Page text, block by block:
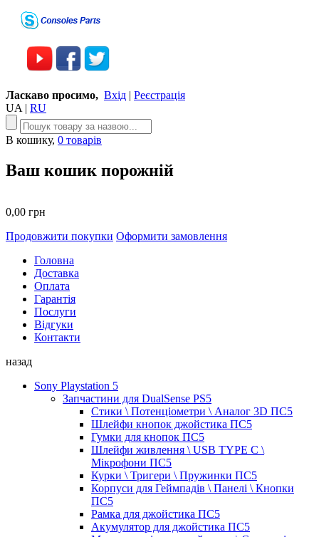
Ласкаво просимо, Вхід | Реєстрація
UA | RU
В кошику, 0 товарів
Ваш кошик порожній
0,00 грн
Продовжити покупки Оформити замовлення
Головна
Доставка
Оплата
Гарантія
Послуги
Відгуки
Контакти
назад
Sony Playstation 5
Запчастини для DualSense PS5
Стики \ Потенціометри \ Аналог 3D ПС5
Шлейфи кнопок джойстика ПС5
Гумки для кнопок ПС5
Шлейфи живлення \ USB TYPE C \
Мікрофони ПС5
Курки \ Тригери \ Пружинки ПС5
Корпуси для Геймпадів \ Панелі \ Кнопки
ПС5
Рамка для джойстика ПС5
Акумулятор для джойстика ПС5